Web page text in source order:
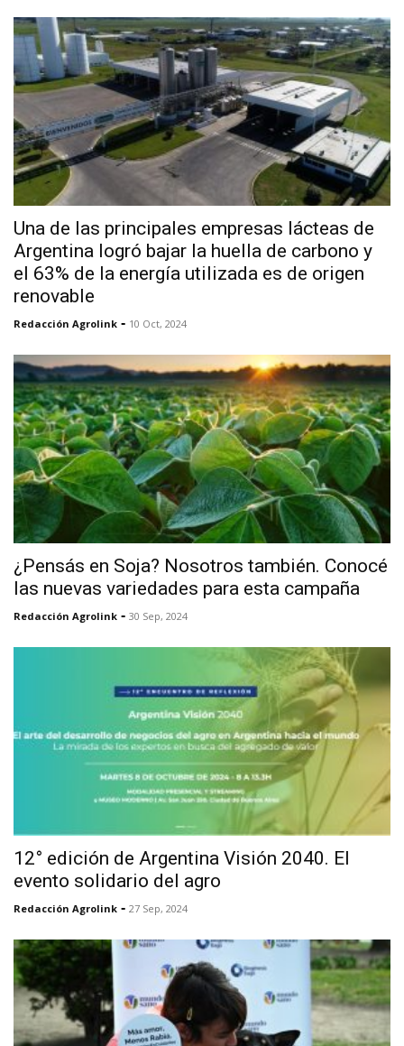
Una de las principales empresas lácteas de
Argentina logró bajar la huella de carbono y
el 63% de la energía utilizada es de origen
renovable
Redacción Agrolink - 10 Oct, 2024
¿Pensás en Soja? Nosotros también. Conocé
las nuevas variedades para esta campaña
Redacción Agrolink - 30 Sep, 2024
12° edición de Argentina Visión 2040. El
evento solidario del agro
Redacción Agrolink - 27 Sep, 2024